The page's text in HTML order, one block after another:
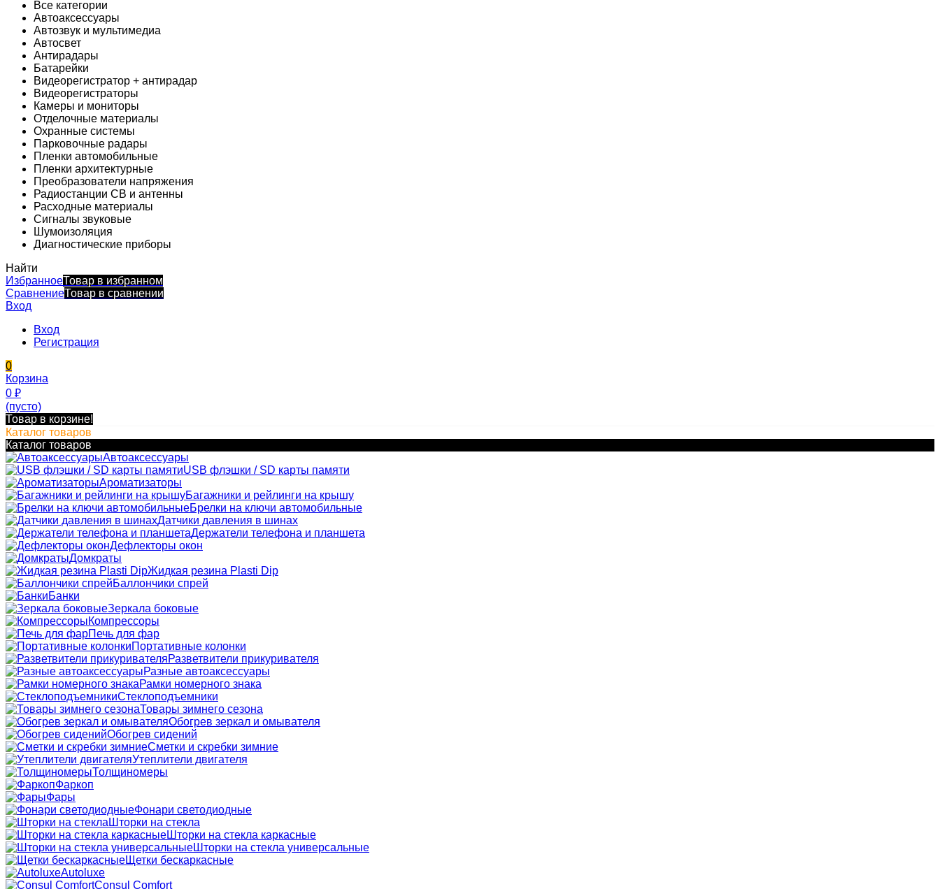
Все категории
Автоаксессуары
Автозвук и мультимедиа
Автосвет
Антирадары
Батарейки
Видеорегистратор + антирадар
Видеорегистраторы
Камеры и мониторы
Отделочные материалы
Охранные системы
Парковочные радары
Пленки автомобильные
Пленки архитектурные
Преобразователи напряжения
Радиостанции CB и антенны
Расходные материалы
Сигналы звуковые
Шумоизоляция
Диагностические приборы
Найти
ИзбранноеТовар в избранном
СравнениеТовар в сравнении
Вход
Вход
Регистрация
0
Корзина
0 ₽
(пусто)
Товар в корзине!
Каталог товаров
Каталог товаров
Автоаксессуары
USB флэшки / SD карты памяти
Ароматизаторы
Багажники и рейлинги на крышу
Брелки на ключи автомобильные
Датчики давления в шинах
Держатели телефона и планшета
Дефлекторы окон
Домкраты
Жидкая резина Plasti Dip
Баллончики спрей
Банки
Зеркала боковые
Компрессоры
Печь для фар
Портативные колонки
Разветвители прикуривателя
Разные автоаксессуары
Рамки номерного знака
Стеклоподъемники
Товары зимнего сезона
Обогрев зеркал и омывателя
Обогрев сидений
Сметки и скребки зимние
Утеплители двигателя
Толщиномеры
Фаркоп
Фары
Фонари светодиодные
Шторки на стекла
Шторки на стекла каркасные
Шторки на стекла универсальные
Щетки бескаркасные
Autoluxe
Consul Comfort